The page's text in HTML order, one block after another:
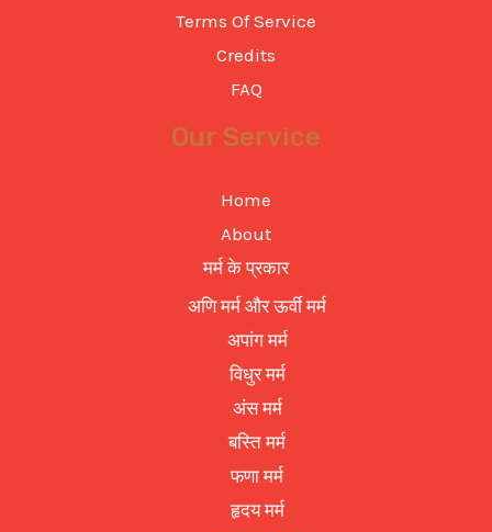
Terms Of Service
Credits
FAQ
Our Service
Home
About
मर्म के प्रकार
अणि मर्म और ऊर्वी मर्म
अपांग मर्म
विधुर मर्म
अंस मर्म
बस्ति मर्म
फणा मर्म
हृदय मर्म